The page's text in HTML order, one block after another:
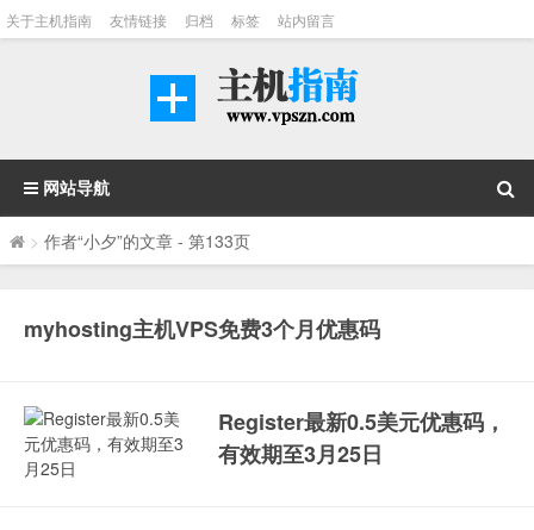
关于主机指南 友情链接 归档 标签 站内留言
网站导航
> 作者“小夕”的文章 - 第133页
myhosting主机VPS免费3个月优惠码
Register最新0.5美元优惠码，
有效期至3月25日